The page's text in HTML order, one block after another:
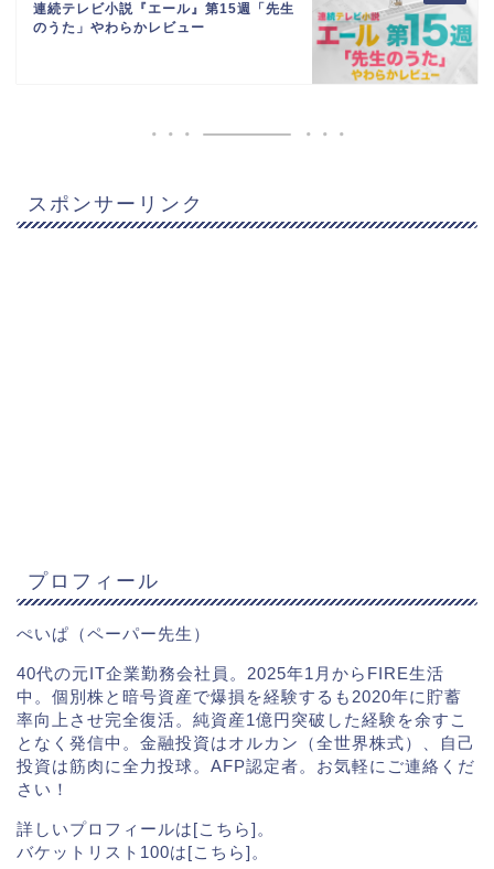
連続テレビ小説『エール』第15週「先生
のうた」やわらかレビュー
スポンサーリンク
プロフィール
ぺいぱ（ペーパー先生）
40代の元IT企業勤務会社員。2025年1月からFIRE生活
中。個別株と暗号資産で爆損を経験するも2020年に貯蓄
率向上させ完全復活。純資産1億円突破した経験を余すこ
となく発信中。金融投資はオルカン（全世界株式）、自己
投資は筋肉に全力投球。AFP認定者。お気軽にご連絡くだ
さい！
詳しいプロフィールは[こちら]。
バケットリスト100は[こちら]。